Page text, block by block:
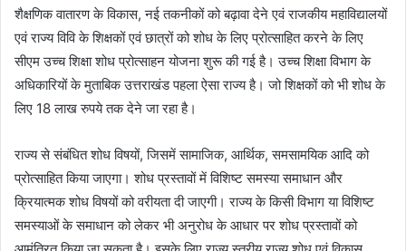
शैक्षणिक वातारण के विकास, नई तकनीकों को बढ़ावा देने एवं राजकीय महाविद्यालयों
एवं राज्य विवि के शिक्षकों एवं छात्रों को शोध के लिए प्रोत्साहित करने के लिए
सीएम उच्च शिक्षा शोध प्रोत्साहन योजना शुरू की गई है। उच्च शिक्षा विभाग के
अधिकारियों के मुताबिक उत्तराखंड पहला ऐसा राज्य है। जो शिक्षकों को भी शोध के
लिए 18 लाख रुपये तक देने जा रहा है।
राज्य से संबंधित शोध विषयों, जिसमें सामाजिक, आर्थिक, समसामयिक आदि को
प्रोत्साहित किया जाएगा। शोध प्रस्तावों में विशिष्ट समस्या समाधान और
क्रियात्मक शोध विषयों को वरीयता दी जाएगी। राज्य के किसी विभाग या विशिष्ट
समस्याओं के समाधान को लेकर भी अनुरोध के आधार पर शोध प्रस्तावों को